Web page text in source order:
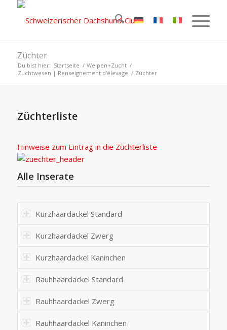
Züchter
Du bist hier: Startseite / Welpen+Zucht /
Zuchtwesen | Renseignement d’élevage / Züchter
Züchterliste
Hinweise zum Eintrag in die Züchterliste
Alle Inserate
Kurzhaardackel Standard
Kurzhaardackel Zwerg
Kurzhaardackel Kaninchen
Rauhhaardackel Standard
Rauhhaardackel Zwerg
Rauhhaardackel Kaninchen